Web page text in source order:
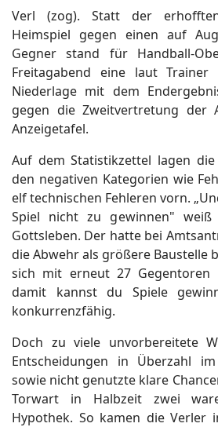
Verl (zog). Statt der
Heimspiel gegen einen auf
Gegner stand für Handball-
Freitagabend eine laut Trainer
Niederlage mit dem
gegen die Zweitvertretung der
Anzeigetafel.
Auf dem Statistikzettel lagen
den negativen Kategorien wie
elf technischen Fehleren vorn.
Spiel nicht zu gewinnen" weiß
Gottsleben. Der hatte bei
die Abwehr als größere Baustelle
sich mit erneut 27 Gegentoren
damit kannst du Spiele
konkurrenzfähig.
Doch zu viele unvorbereitete
Entscheidungen in Überzahl
sowie nicht genutzte klare
Torwart in Halbzeit zwei
Hypothek. So kamen die Verler